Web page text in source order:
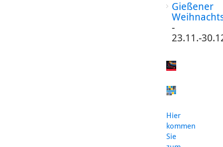
Gießener
-
23.11.-
Hier
kommen
Sie